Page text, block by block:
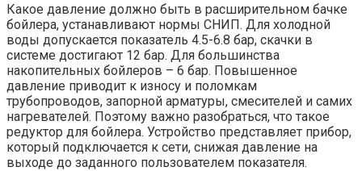
Какое давление должно быть в расширительном бачке
бойлера, устанавливают нормы СНИП. Для холодной
воды допускается показатель 4.5-6.8 бар, скачки в
системе достигают 12 бар. Для большинства
накопительных бойлеров – 6 бар. Повышенное
давление приводит к износу и поломкам
трубопроводов, запорной арматуры, смесителей и самих
нагревателей. Поэтому важно разобраться, что такое
редуктор для бойлера. Устройство представляет прибор,
который подключается к сети, снижая давление на
выходе до заданного пользователем показателя.